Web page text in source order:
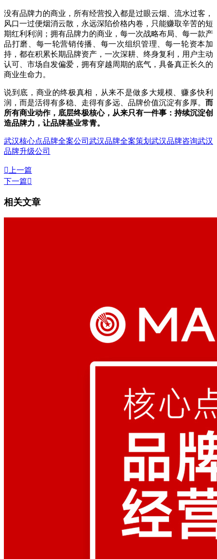
没有品牌力的商业，所有经营投入都是过眼云烟、流水过客，
风口一过便烟消云散，永远深陷价格内卷，只能赚取辛苦的短
期红利利润；拥有品牌力的商业，每一次战略布局、每一款产
品打磨、每一轮营销传播、每一次组织管理、每一轮资本加
持，都在积累长期品牌资产，一次深耕、终身复利，用户主动
认可、市场自发偏爱，拥有穿越周期的底气，具备真正长久的
商业生命力。
说到底，商业的终极真相，从来不是做多大规模、赚多快利
润，而是活得有多稳、走得有多远、品牌价值沉淀有多厚。 而
所有商业动作，底层终极核心，从来只有一件事：持续沉淀创
造品牌力，让品牌基业常青。
武汉核心点品牌全案公司 武汉品牌全案策划 武汉品牌咨询武汉
品牌升级公司
 上一篇
下一篇
相关文章